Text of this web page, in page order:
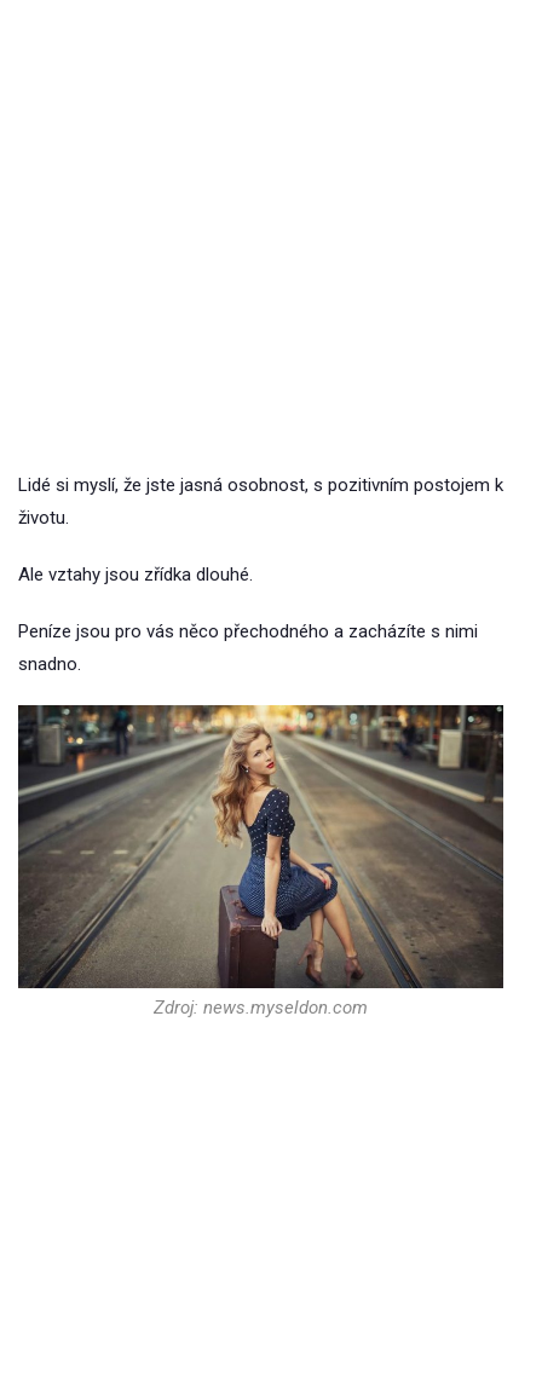
Lidé si myslí, že jste jasná osobnost, s pozitivním postojem k
životu.
Ale vztahy jsou zřídka dlouhé.
Peníze jsou pro vás něco přechodného a zacházíte s nimi
snadno.
Zdroj: news.myseldon.com